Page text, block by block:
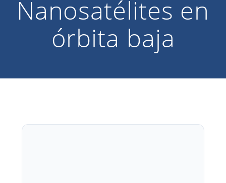
Nanosatélites en
órbita baja